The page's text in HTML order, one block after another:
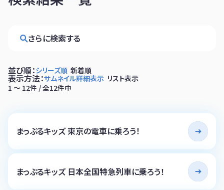
さらに検索する
並び順：シリーズ順 新着順
表示方法：サムネイル詳細表示 リスト表示
1 〜 12件 / 全12件中
まっぷるキッズ 東京の電車に乗ろう！
まっぷるキッズ 日本全国特急列車に乗ろう！